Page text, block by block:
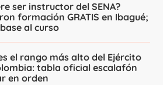
ser instructor del SENA?
formación GRATIS en Ibagué;
al curso
el rango más alto del Ejército
tabla oficial escalafón
en orden